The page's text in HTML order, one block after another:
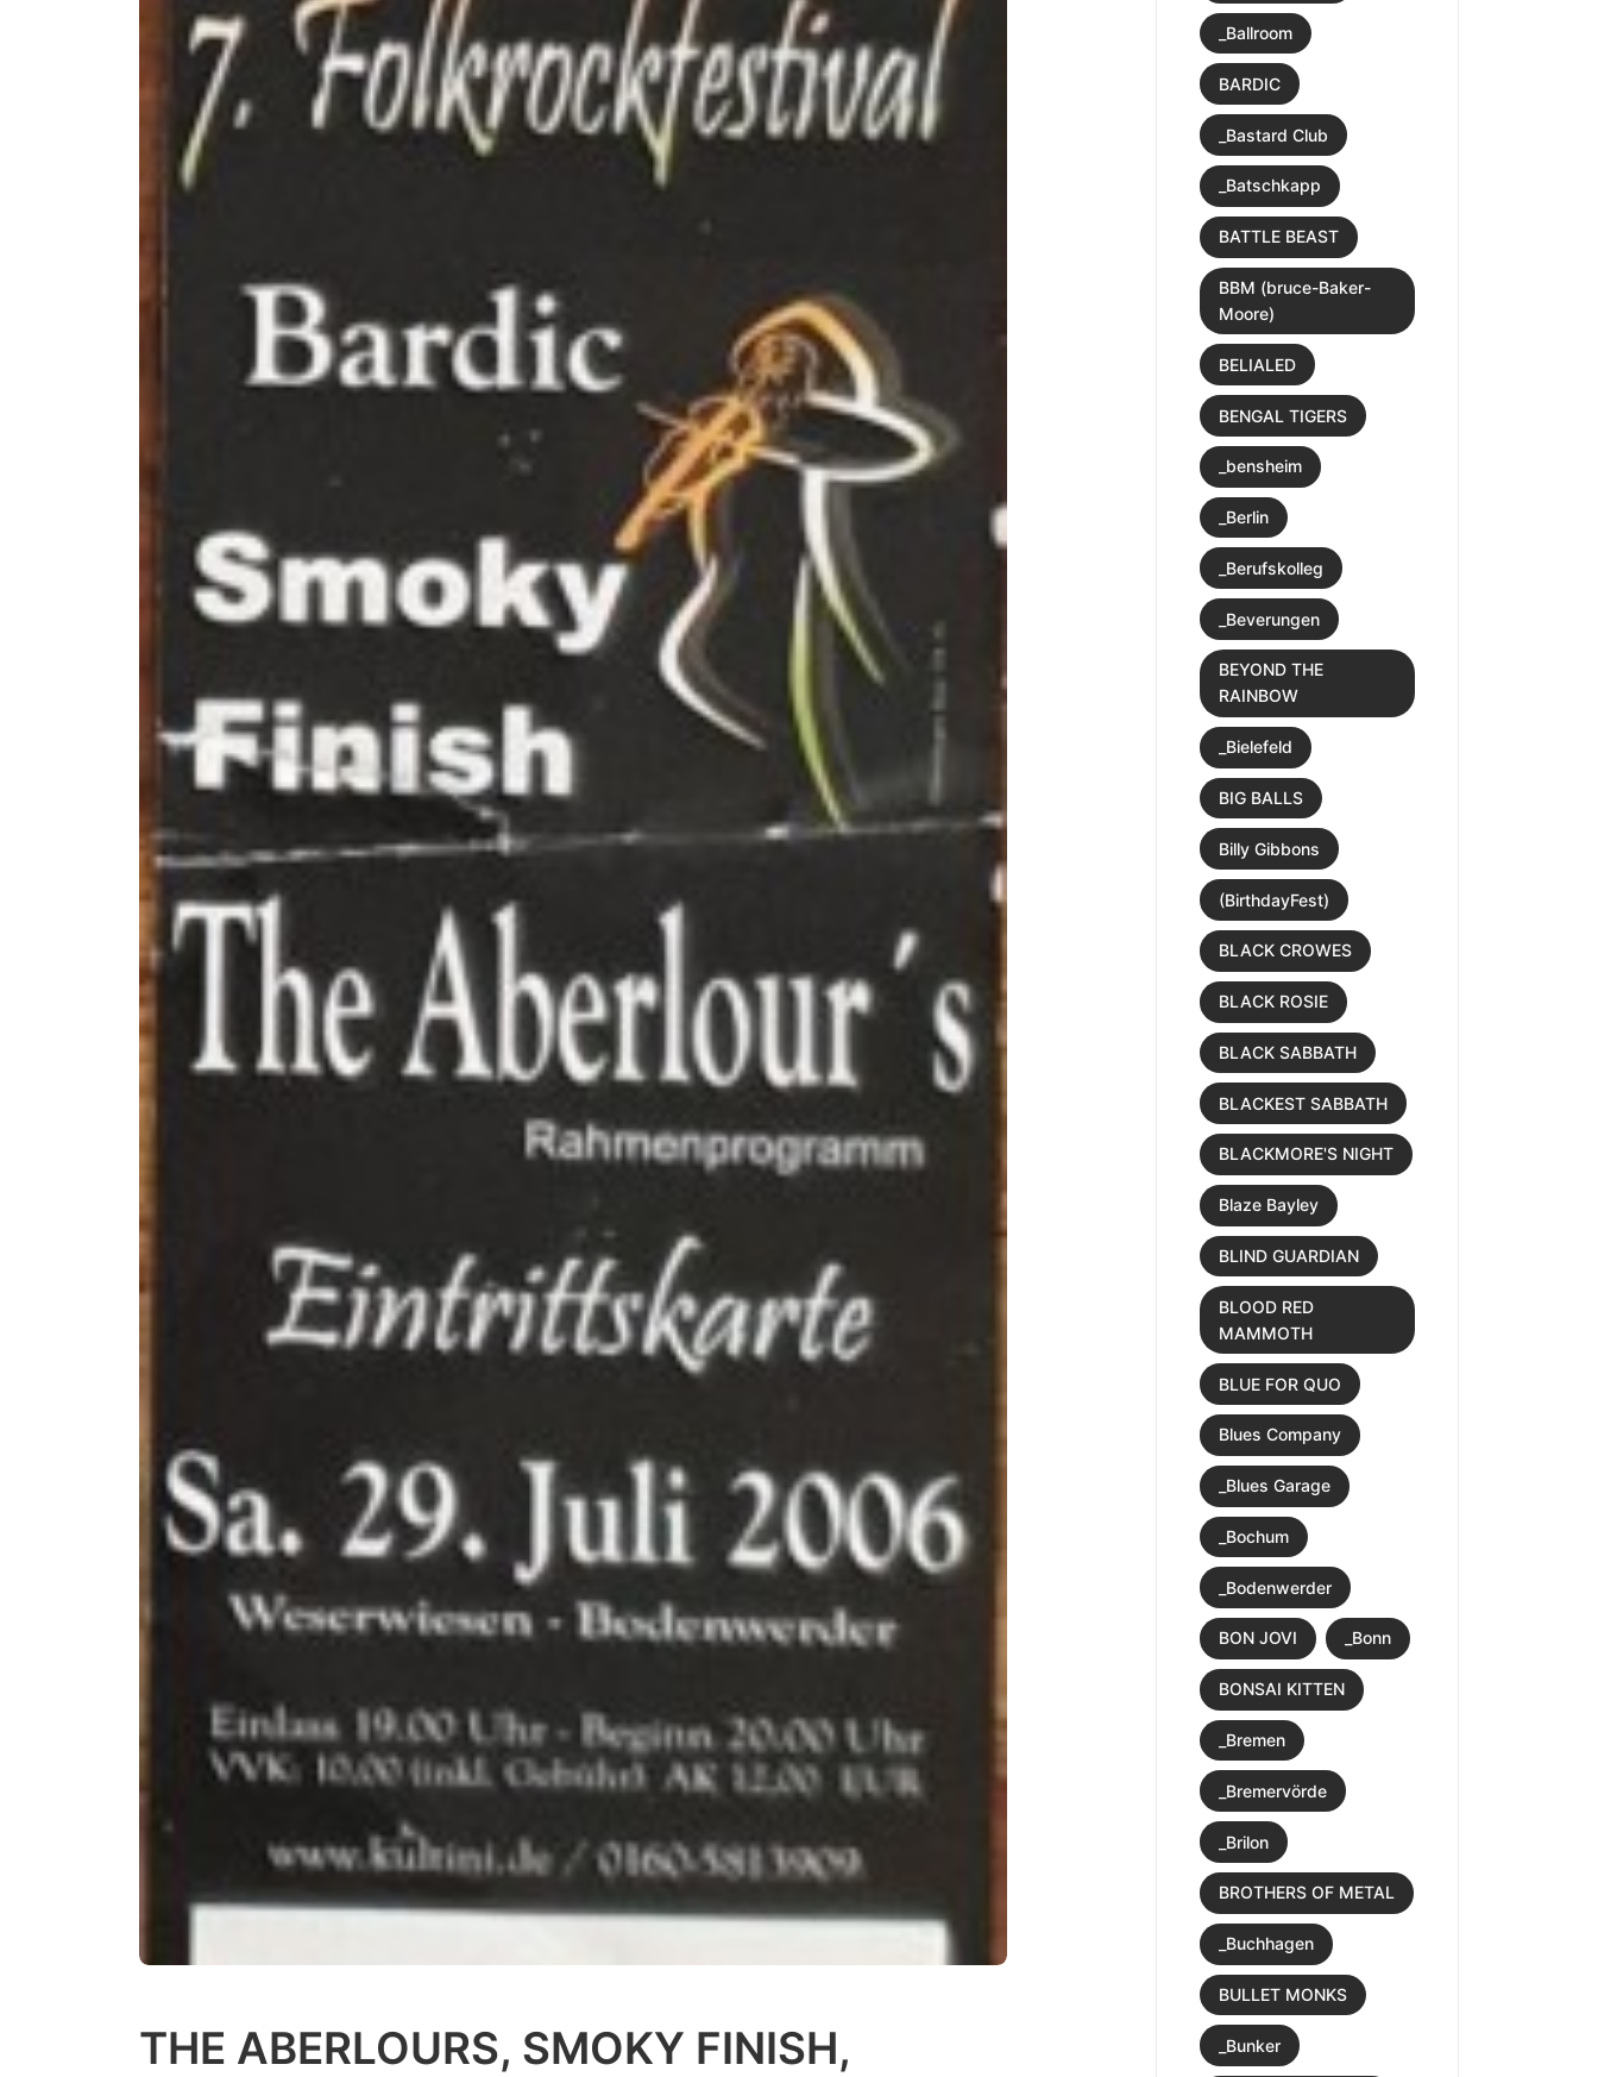
THE ABERLOURS, SMOKY FINISH,
_Ballroom
BARDIC
_Bastard Club
_Batschkapp
BATTLE BEAST
BBM (bruce-Baker-
Moore)
BELIALED
BENGAL TIGERS
_bensheim
_Berlin
_Berufskolleg
_Beverungen
BEYOND THE
RAINBOW
_Bielefeld
BIG BALLS
Billy Gibbons
(BirthdayFest)
BLACK CROWES
BLACK ROSIE
BLACK SABBATH
BLACKEST SABBATH
BLACKMORE'S NIGHT
Blaze Bayley
BLIND GUARDIAN
BLOOD RED
MAMMOTH
BLUE FOR QUO
Blues Company
_Blues Garage
_Bochum
_Bodenwerder
BON JOVI _Bonn
BONSAI KITTEN
_Bremen
_Bremervörde
_Brilon
BROTHERS OF METAL
_Buchhagen
BULLET MONKS
_Bunker